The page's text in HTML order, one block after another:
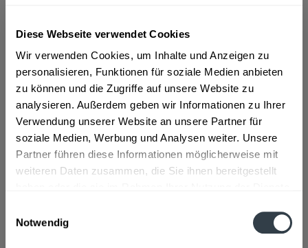
Diese Webseite verwendet Cookies
Wir verwenden Cookies, um Inhalte und Anzeigen zu
personalisieren, Funktionen für soziale Medien anbieten
zu können und die Zugriffe auf unsere Website zu
analysieren. Außerdem geben wir Informationen zu Ihrer
Verwendung unserer Website an unsere Partner für
soziale Medien, Werbung und Analysen weiter. Unsere
Partner führen diese Informationen möglicherweise mit
weiteren Daten zusammen, die Sie ihnen bereitgestellt
Notwendig
MEHRWEG
+3,42 € Pfand
In denWarenkorb
Artikel-Nr.:
Verfügbar in:
Beschreibung
"Herrngiersdorf Hopf-Cuvee 24 x 0,33l"